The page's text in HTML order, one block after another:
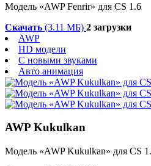
Модель «AWP Fenrir» для CS 1.6
Скачать (3.11 МБ) 2 загрузки
AWP
HD модели
С новыми звуками
Авто анимация
AWP Kukulkan
Модель «AWP Kukulkan» для CS